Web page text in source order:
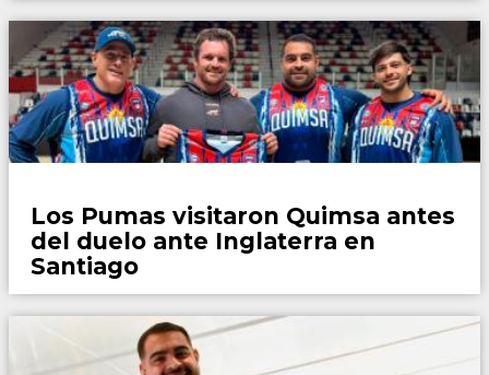
Los Pumas visitaron Quimsa antes
del duelo ante Inglaterra en
Santiago